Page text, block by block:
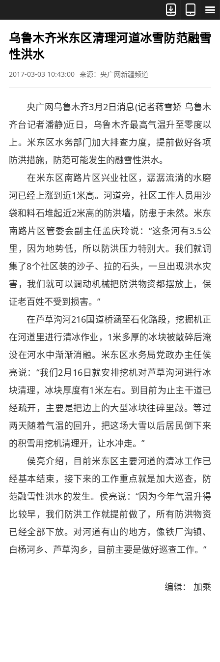



乌鲁木齐米东区清理河道冰雪防范融雪
性洪水
2017-03-03 10:43:00 来源：央广网新疆频道
央广网乌鲁木齐3月2日消息(记者蒋雪娇 乌鲁木
齐台记者潘静)近日，乌鲁木齐最高气温升至零度以
上。米东区水务部门加大排查力度，提前做好各项
防洪措施，防范可能发生的融雪性洪水。
在米东区南路片区兴业社区，潺潺流淌的水磨
河已经上涨到近1米高。河道旁，社区工作人员用沙
袋和料石堆起近2米高的防洪墙，防患于未然。米东
南路片区管委会副主任孟庆玲说：“这条河有3.5公
里，因为地势低，所以防洪压力特别大。我们就调
集了8个社区装的沙子、拉的石头，一旦出现洪水灾
害，我们就可以调动机械把防洪物资都摆放上，保
证老百姓不受到损害。”
在芦草沟河216国道桥涵至石化路段，挖掘机正
在河道里进行清冰作业，1米多厚的冰块被敲碎后淹
没在河水中渐渐消融。米东区水务局党政办主任侯
亮说：“我们2月16日就安排挖机对芦草沟河进行冰
块清理，冰块厚度有1米左右。到目前为止主干道已
经疏开，主要是把边上的大型冰块往碎里敲。等过
两天随着气温的回升，把这场大雪以后居民倒下来
的积雪用挖机清理开，让水冲走。”
侯亮介绍，目前米东区主要河道的清冰工作已
经基本结束，接下来的工作重点就是加大巡查，防
范融雪性洪水的发生。侯亮说：“因为今年气温升得
比较早，我们防洪工作就提前做了，所有防洪物资
已经全部下放。对河道有山的地方，像铁厂沟镇、
白杨河乡、芦草沟乡，目前主要是做好巡查工作。”
编辑： 加乘